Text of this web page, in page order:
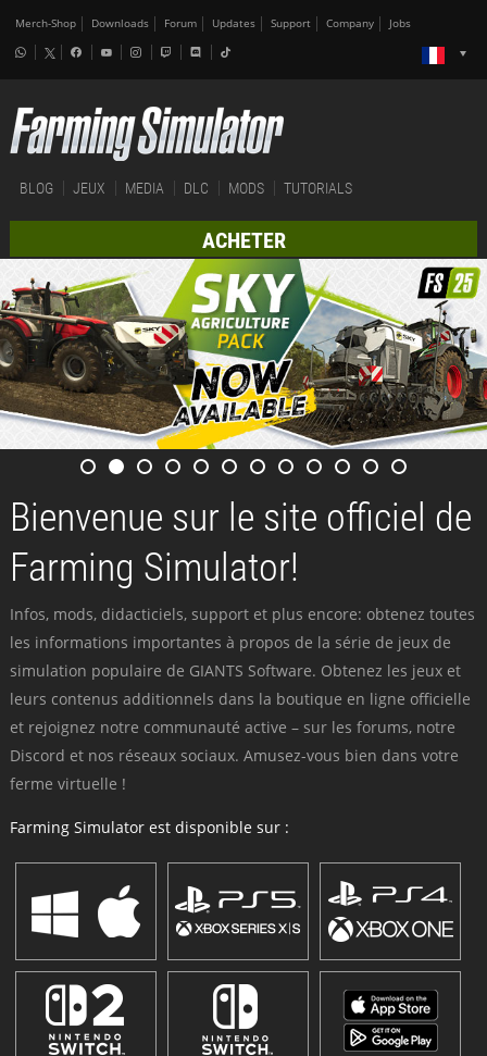
Merch-Shop Downloads Forum Updates Support Company Jobs
BLOG JEUX MEDIA DLC MODS TUTORIALS
ACHETER
Bienvenue sur le site officiel de
Farming Simulator!
Infos, mods, didacticiels, support et plus encore: obtenez toutes
les informations importantes à propos de la série de jeux de
simulation populaire de GIANTS Software. Obtenez les jeux et
leurs contenus additionnels dans la boutique en ligne officielle
et rejoignez notre communauté active – sur les forums, notre
Discord et nos réseaux sociaux. Amusez-vous bien dans votre
ferme virtuelle !
Farming Simulator est disponible sur :